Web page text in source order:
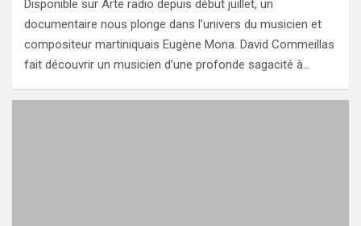
Disponible sur Arte radio depuis début juillet, un
documentaire nous plonge dans l’univers du musicien et
compositeur martiniquais Eugène Mona. David Commeillas
fait découvrir un musicien d’une profonde sagacité à…